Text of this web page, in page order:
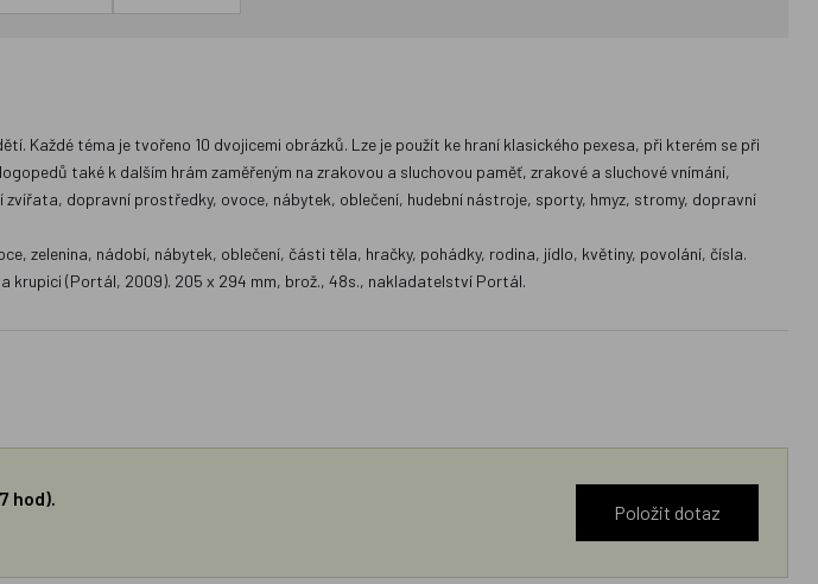
Každé téma je tvořeno 10 dvojicemi obrázků. Lze je použít ke hraní klasického pexesa, při kterém se při
také k dalším hrám zaměřeným na zrakovou a sluchovou paměť, zrakové a sluchové vnímání,
dopravní prostředky, ovoce, nábytek, oblečení, hudební nástroje, sporty, hmyz, stromy, dopravní
zelenina, nádobí, nábytek, oblečení, části těla, hračky, pohádky, rodina, jídlo, květiny, povolání, čísla.
krupici (Portál, 2009). 205 x 294 mm, brož., 48s., nakladatelství Portál.
hod).
Položit dotaz